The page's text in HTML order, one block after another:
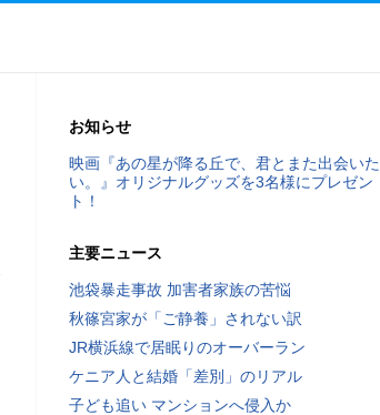
お知らせ
映画『あの星が降る丘で、君とまた出会いた
い。』オリジナルグッズを3名様にプレゼン
ト！
主要ニュース
池袋暴走事故 加害者家族の苦悩
秋篠宮家が「ご静養」されない訳
JR横浜線で居眠りのオーバーラン
ケニア人と結婚「差別」のリアル
子ども追い マンションへ侵入か